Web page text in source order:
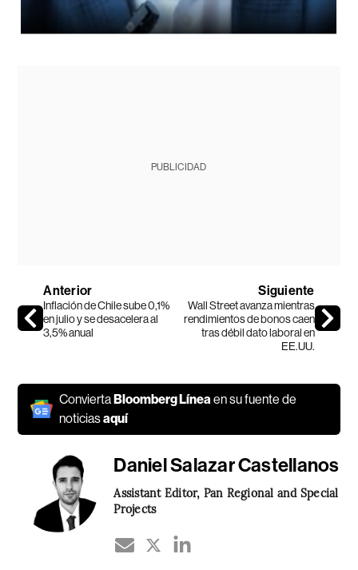
PUBLICIDAD
Anterior
Inflación de Chile sube 0,1%
en julio y se desacelera al
3,5% anual
Siguiente
Wall Street avanza mientras
rendimientos de bonos caen
tras débil dato laboral en
EE.UU.
ConviertaBloomberg Línea en su fuente de
noticiasaquí
Daniel Salazar Castellanos
Assistant Editor, Pan Regional and Special
Projects